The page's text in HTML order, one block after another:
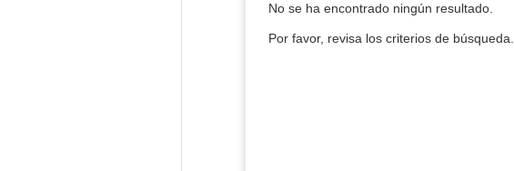
No se ha encontrado ningún resultado.
Por favor, revisa los criterios de búsqueda.